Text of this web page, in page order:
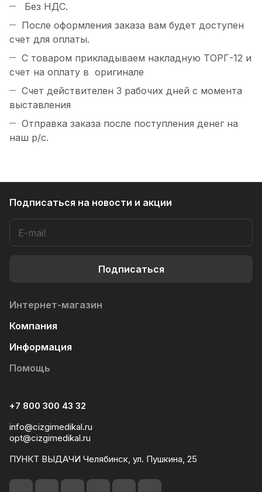
Без НДС.
После оформления заказа вам будет доступен
счет для оплаты.
С товаром прикладываем накладную ТОРГ-12 и
счет на оплату в оригинале
Счет действителен 3 рабочих дней с момента
выставления
Отправка заказа после поступления денег на
наш р/c.
Подписаться на новости и акции
Подписаться
Интернет-магазин
Компания
Информация
Помощь
+7 800 300 43 32
info@cizgimedikal.ru
opt@cizgimedikal.ru
ПУНКТ ВЫДАЧИ Челябинск, ул. Пушкина, 25